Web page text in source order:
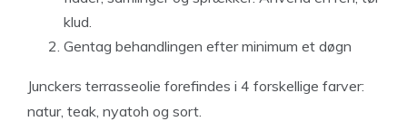
klud.
Gentag behandlingen efter minimum et døgn
Junckers terrasseolie forefindes i 4 forskellige farver:
natur, teak, nyatoh og sort.